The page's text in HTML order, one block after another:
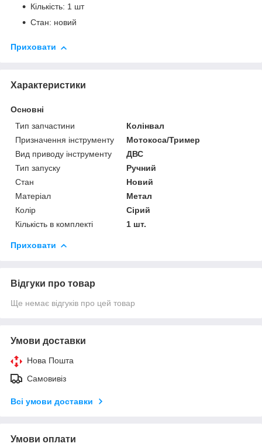
Кількість: 1 шт
Стан: новий
Приховати
Характеристики
Основні
Тип запчастини
Колінвал
Призначення інструменту
Мотокоса/Тример
Вид приводу інструменту
ДВС
Тип запуску
Ручний
Стан
Новий
Матеріал
Метал
Колір
Сірий
Кількість в комплекті
1 шт.
Приховати
Відгуки про товар
Ще немає відгуків про цей товар
Умови доставки
Нова Пошта
Самовивіз
Всі умови доставки
Умови оплати